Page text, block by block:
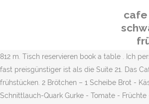
cafe
812 m. Tisch reservieren book a table . Ich
fast preisgünstiger ist als die Suite 21. Das
frühstücken. 2 Brötchen – 1 Scheibe Brot -
Schnittlauch-Quark Gurke - Tomate - Früchte